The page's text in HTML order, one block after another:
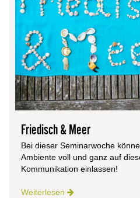
Friedisch & Meer
Bei dieser Semi­n­ar­wo­che
Ambi­ente voll und ganz auf
Kommunikation einlassen!
Weiterlesen